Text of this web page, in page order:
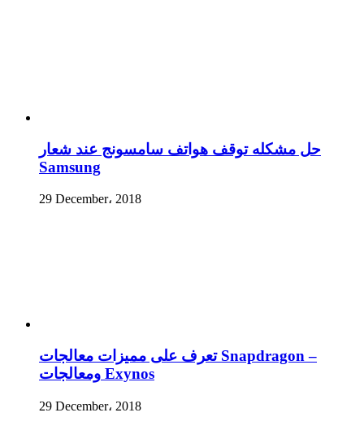
حل مشكله توقف هواتف سامسونج عند شعار
Samsung
29 December، 2018
تعرف على مميزات معالجات Snapdragon –
ومعالجات Exynos
29 December، 2018